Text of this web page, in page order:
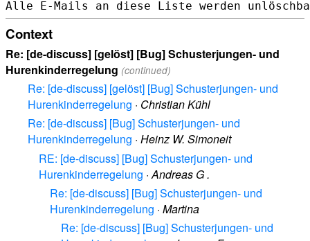
Context
Re: [de-discuss] [gelöst] [Bug] Schusterjungen- und
Hurenkinderregelung (continued)
Re: [de-discuss] [gelöst] [Bug] Schusterjungen- und
Hurenkinderregelung · Christian Kühl
Re: [de-discuss] [Bug] Schusterjungen- und
Hurenkinderregelung · Heinz W. Simoneit
RE: [de-discuss] [Bug] Schusterjungen- und
Hurenkinderregelung ·Andreas G .
Re: [de-discuss] [Bug] Schusterjungen- und
Hurenkinderregelung · Martina
Re: [de-discuss] [Bug] Schusterjungen- und